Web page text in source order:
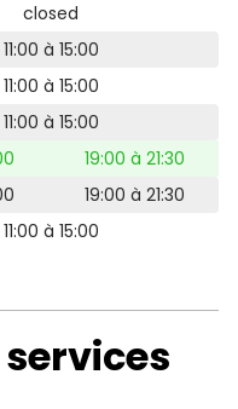
closed
11:00 à 15:00
11:00 à 15:00
11:00 à 15:00
19:00 à 21:30
19:00 à 21:30
11:00 à 15:00